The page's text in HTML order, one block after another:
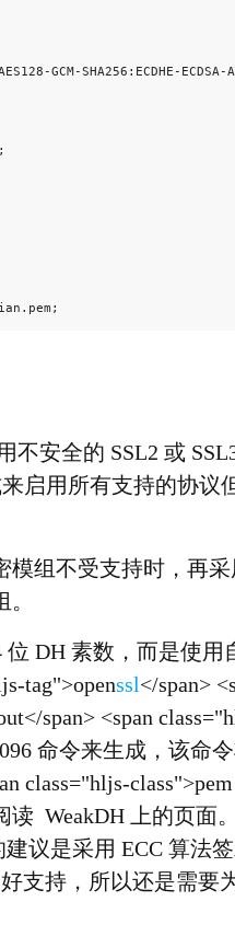
SHA256:ECDHE-ECDSA-
安全的 SSL2 或
启用所有支持的协议
组不受支持时，再
位 DH 素数，而是使
tag">openssl</span>
span> <span
命令来生成，该命
class="hljs-
WeakDH 上的页面
议是采用 ECC 算法
支持，所以还是需要